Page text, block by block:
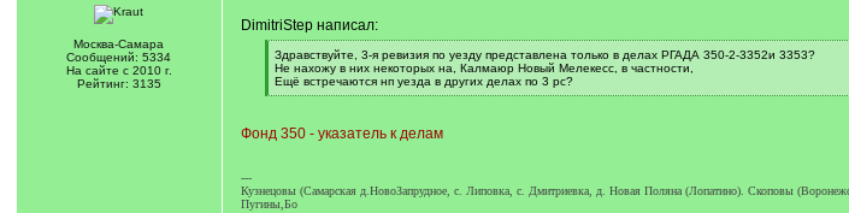
Москва-Самара
Сообщений: 5334
На сайте с 2010 г.
Рейтинг: 3135
DimitriStep написал:
[
q
]
Здравствуйте, 3-я ревизия по уезду представлена только в делах РГАДА 350-2-3352и 3353?
Не нахожу в них некоторых на, Калмаюр Новый Мелекесс, в частности,
Ещё встречаются нп уезда в других делах по 3 рс?
[
]
Фонд 350 - указатель к делам
---
Кузнецовы (Самарская д.НовоЗапрудное, с. Липовка, с. Дмитриевка, д. Новая Поляна (Лопатино). Скоповы
Пугины,Бо